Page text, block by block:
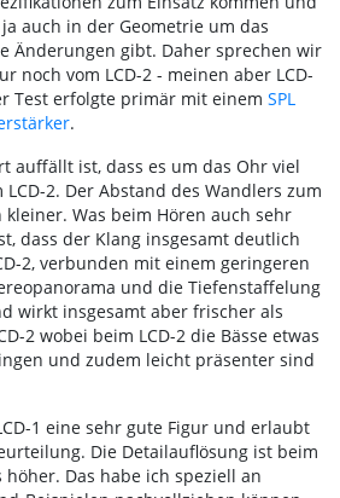
auch in der Geometrie um das
Änderungen gibt. Daher sprechen wir
noch vom LCD-2 - meinen aber LCD-
Test erfolgte primär mit einem SPL
.
auffällt ist, dass es um das Ohr viel
2. Der Abstand des Wandlers zum
Was beim Hören auch sehr
dass der Klang insgesamt deutlich
2, verbunden mit einem geringeren
und die Tiefenstaffelung
wirkt insgesamt aber frischer als
2 wobei beim LCD-2 die Bässe etwas
und zudem leicht präsenter sind
1 eine sehr gute Figur und erlaubt
Die Detailauflösung ist beim
höher. Das habe ich speziell an